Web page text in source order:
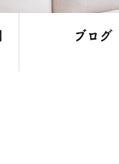
ブログ